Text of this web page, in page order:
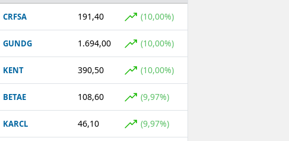
CRFSA 191,40 (10,00%)
GUNDG 1.694,00 (10,00%)
KENT 390,50 (10,00%)
BETAE 108,60 (9,97%)
KARCL 46,10 (9,97%)